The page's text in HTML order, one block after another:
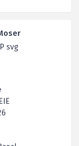
svg